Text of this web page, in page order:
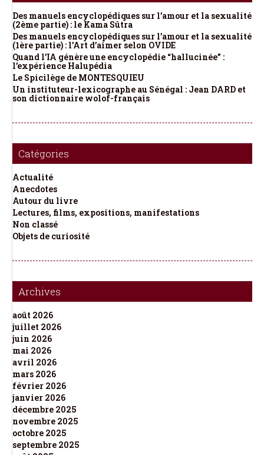
Des manuels encyclopédiques sur l’amour et la sexualité
(2ème partie) : le Kama Sûtra
Des manuels encyclopédiques sur l’amour et la sexualité
(1ère partie) : l’Art d’aimer selon OVIDE
Quand l’IA génère une encyclopédie “hallucinée” :
l’expérience Halupédia
Le Spicilège de MONTESQUIEU
Un instituteur-lexicographe au Sénégal : Jean DARD et
son dictionnaire wolof-français
Catégories
Actualité
Anecdotes
Autour du livre
Lectures, films, expositions, manifestations
Non classé
Objets de curiosité
Archives
août 2026
juillet 2026
juin 2026
mai 2026
avril 2026
mars 2026
février 2026
janvier 2026
décembre 2025
novembre 2025
octobre 2025
septembre 2025